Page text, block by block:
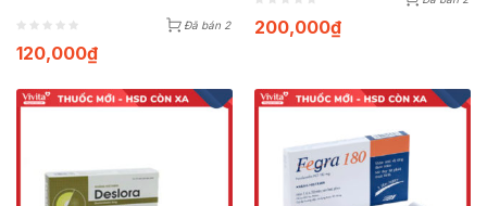
Đã bán 2
120,000₫
200,000₫